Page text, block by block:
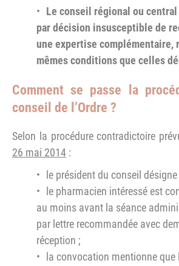
Le conseil régional ou
par décision insusceptible de
une expertise complémentaire,
mêmes conditions que celles
Comment se passe la
conseil de l’Ordre ?
Selon la procédure contradictoire
26 mai 2014 :
le président du conseil
le pharmacien intéressé est
au moins avant la séance
par lettre recommandée avec
réception ;
la convocation mentionne